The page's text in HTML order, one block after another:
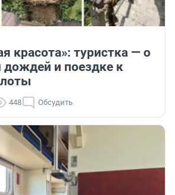
красота»: туристка — о
дождей и поездке к
448 Обсудить